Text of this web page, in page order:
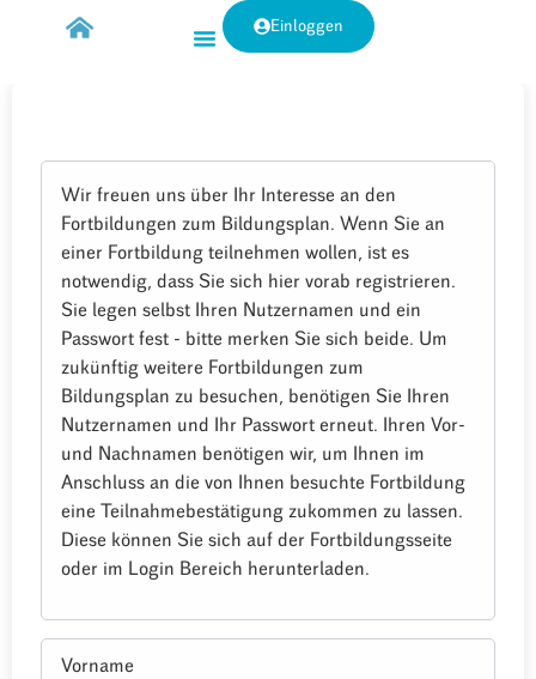
Einloggen
Wir freuen uns über Ihr Interesse an den
Fortbildungen zum Bildungsplan. Wenn Sie an
einer Fortbildung teilnehmen wollen, ist es
notwendig, dass Sie sich hier vorab registrieren.
Sie legen selbst Ihren Nutzernamen und ein
Passwort fest - bitte merken Sie sich beide. Um
zukünftig weitere Fortbildungen zum
Bildungsplan zu besuchen, benötigen Sie Ihren
Nutzernamen und Ihr Passwort erneut. Ihren Vor-
und Nachnamen benötigen wir, um Ihnen im
Anschluss an die von Ihnen besuchte Fortbildung
eine Teilnahmebestätigung zukommen zu lassen.
Diese können Sie sich auf der Fortbildungsseite
oder im Login Bereich herunterladen.
Vorname